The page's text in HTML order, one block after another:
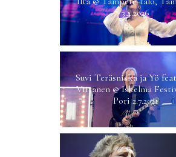
3.4.2026
Suvi Teräsniska ja Yö
Viitanen @ Iskelmä
Pori 2.7.2021